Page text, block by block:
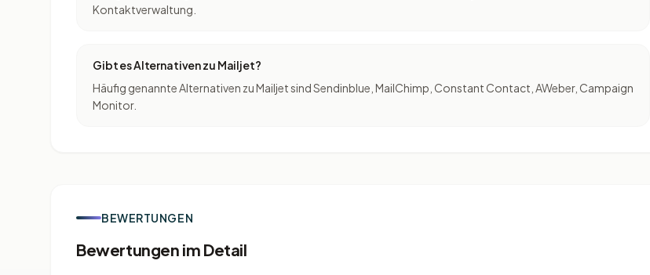
Kontaktverwaltung.
Gibt es Alternativen zu Mailjet?
Häufig genannte Alternativen zu Mailjet sind Sendinblue, MailChimp, Constant Contact, AWeber, Campaign
Monitor.
BEWERTUNGEN
Bewertungen im Detail